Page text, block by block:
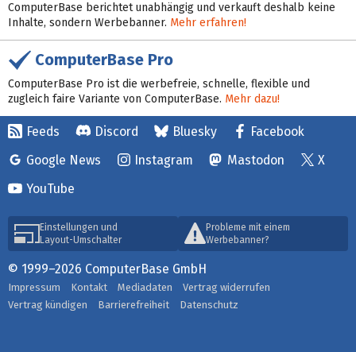
ComputerBase berichtet unabhängig und verkauft deshalb keine
Inhalte, sondern Werbebanner. Mehr erfahren!
ComputerBase Pro
ComputerBase Pro ist die werbefreie, schnelle, flexible und
zugleich faire Variante von ComputerBase. Mehr dazu!
Feeds Discord Bluesky
Facebook
Google News
Instagram Mastodon
X
YouTube
Einstellungen und
Layout-Umschalter
Probleme mit einem
Werbebanner?
© 1999–2026 ComputerBase GmbH
Impressum Kontakt Mediadaten
Vertrag widerrufen
Vertrag kündigen
Barrierefreiheit Datenschutz